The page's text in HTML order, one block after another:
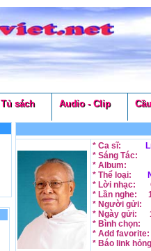
Tủ sách Audio - Clip
* Ca sĩ:
* Sáng Tác:
* Album:
* Thể loại:
* Lời nhạc:
* Lần nghe:
* Người gửi:
* Ngày gửi:
* Bình chọn:
* Add favorite:
* Báo link